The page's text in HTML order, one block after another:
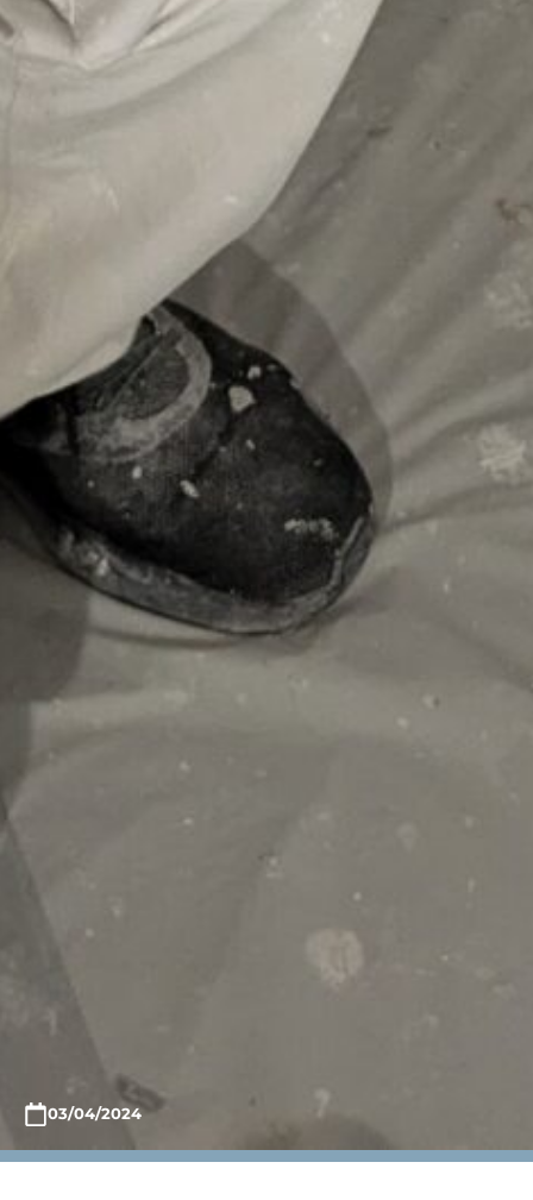
03/04/2024